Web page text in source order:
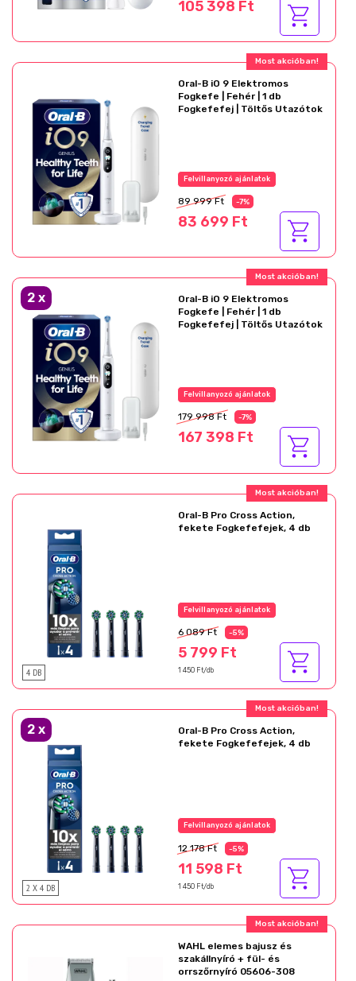
105 398 Ft
Most akcióban!
Oral-B iO 9 Elektromos
Fogkefe | Fehér | 1 db
Fogkefefej | Töltős Utazótok
Felvillanyozó ajánlatok
89 999 Ft -7%
83 699 Ft
Most akcióban!
2 x
Oral-B iO 9 Elektromos
Fogkefe | Fehér | 1 db
Fogkefefej | Töltős Utazótok
Felvillanyozó ajánlatok
179 998 Ft -7%
167 398 Ft
Most akcióban!
4 DB
Oral-B Pro Cross Action,
fekete Fogkefefejek, 4 db
Felvillanyozó ajánlatok
6 089 Ft -5%
5 799 Ft
1 450 Ft/db
Most akcióban!
2 x
2 X 4 DB
Oral-B Pro Cross Action,
fekete Fogkefefejek, 4 db
Felvillanyozó ajánlatok
12 178 Ft -5%
11 598 Ft
1 450 Ft/db
Most akcióban!
WAHL elemes bajusz és
szakállnyíró + fül- és
orrszőrnyíró 05606-308